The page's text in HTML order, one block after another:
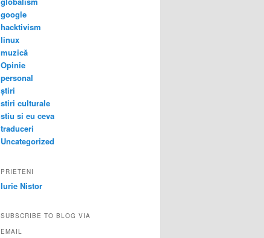
google
hacktivism
linux
muzică
Opinie
personal
știri
stiri culturale
stiu si eu ceva
traduceri
Uncategorized
PRIETENI
Iurie Nistor
SUBSCRIBE TO BLOG VIA
EMAIL